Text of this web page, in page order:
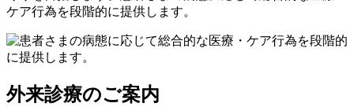
外来診療のご案内